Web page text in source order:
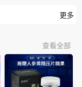
更多
查看全部